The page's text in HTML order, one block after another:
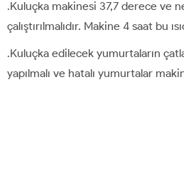
.Kuluçka makinesi 37,7 derece ve
çalıştırılmalıdır. Makine 4 saat bu
.Kuluçka edilecek yumurtaların
yapılmalı ve hatalı yumurtalar